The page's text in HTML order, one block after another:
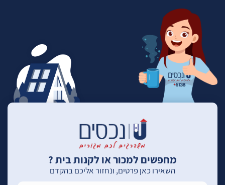
מחפשים למכור או לקנות בית ?
השאירו כאן פרטים, ונחזור אליכם בהקדם